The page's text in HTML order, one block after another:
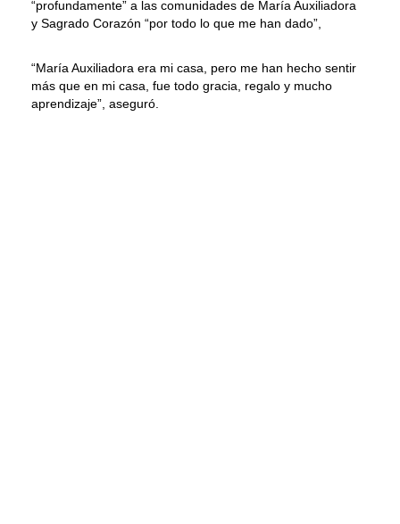
“profundamente” a las comunidades de María Auxiliadora
y Sagrado Corazón “por todo lo que me han dado”,
“María Auxiliadora era mi casa, pero me han hecho sentir
más que en mi casa, fue todo gracia, regalo y mucho
aprendizaje”, aseguró.